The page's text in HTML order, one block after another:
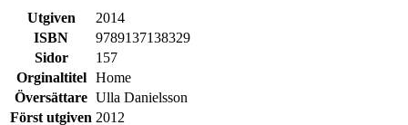
Utgiven
2014
ISBN
9789137138329
Sidor
157
Orginaltitel
Home
Översättare Ulla Danielsson
Först utgiven 2012